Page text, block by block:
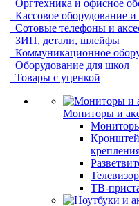
Оргтехника и офисное
Кассовое оборудование
Сотовые телефоны и
ЗИП, детали, шлейфы
Коммуникационное
Оборудование для школ
Товары с уценкой
Мониторы и
ТВ-